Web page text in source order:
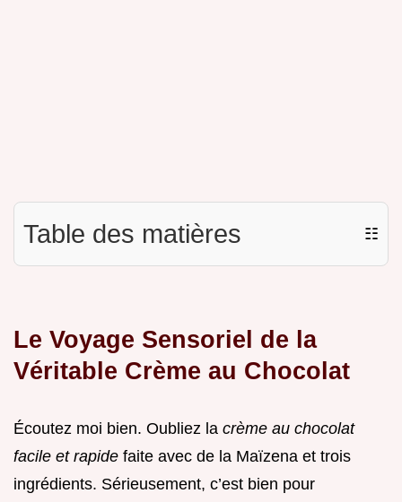
Table des matières ☷
Le Voyage Sensoriel de la
Véritable Crème au Chocolat
Écoutez moi bien. Oubliez la crème au chocolat
facile et rapide faite avec de la Maïzena et trois
ingrédients. Sérieusement, c’est bien pour